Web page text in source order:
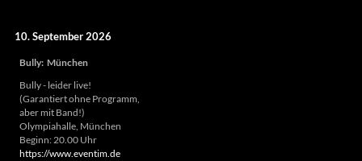
10. September 2026
Bully: München
Bully - leider live!
(Garantiert ohne Programm,
aber mit Band!)
Olympiahalle, München
Beginn: 20.00 Uhr
https://www.eventim.de